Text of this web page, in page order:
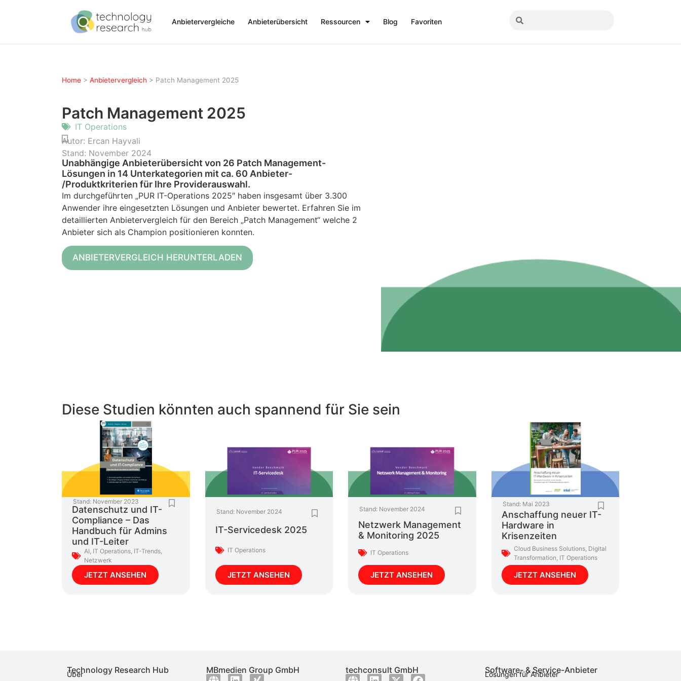
Anbietervergleiche Anbieterübersicht Ressourcen Blog Favoriten
Home > Anbietervergleich > Patch Management 2025
Patch Management 2025
IT Operations
Autor: Ercan Hayvali
Stand: November 2024
Unabhängige Anbieterübersicht von 26 Patch Management-
Lösungen in 14 Unterkategorien mit ca. 60 Anbieter-
/Produktkriterien für Ihre Providerauswahl.
Im durchgeführten „PUR IT-Operations 2025″ haben insgesamt über 3.300
Anwender ihre eingesetzten Lösungen und Anbieter bewertet. Erfahren Sie im
detaillierten Anbietervergleich für den Bereich „Patch Management“ welche 2
Anbieter sich als Champion positionieren konnten.
ANBIETERVERGLEICH HERUNTERLADEN
Diese Studien könnten auch spannend für Sie sein
Stand: November 2023
Datenschutz und IT-
Compliance – Das
Handbuch für Admins
und IT-Leiter
AI IT Operations IT-Trends
Netzwerk
JETZT ANSEHEN
Stand: November 2024
IT-Servicedesk 2025
IT Operations
JETZT ANSEHEN
Stand: November 2024
Netzwerk Management
& Monitoring 2025
IT Operations
JETZT ANSEHEN
Stand: Mai 2023
Anschaffung neuer IT-
Hardware in
Krisenzeiten
Cloud Business Solutions, Digital
Transformation IT Operations
JETZT ANSEHEN
Technology Research Hub
Über
MBmedien Group GmbH techconsult GmbH Software- & Service-Anbieter
Lösungen für Anbieter